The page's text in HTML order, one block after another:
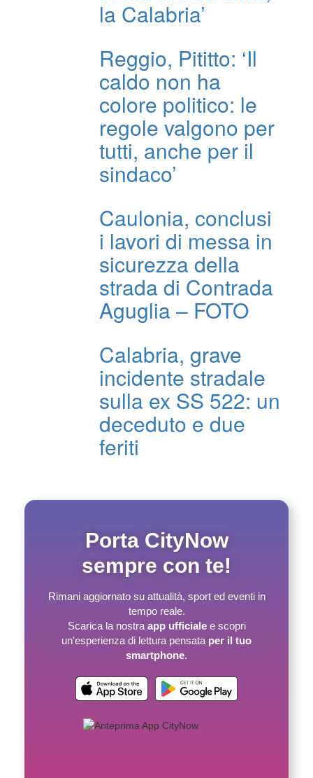
la Calabria’
Reggio, Pititto: ‘Il
caldo non ha
colore politico: le
regole valgono per
tutti, anche per il
sindaco’
Caulonia, conclusi
i lavori di messa in
sicurezza della
strada di Contrada
Aguglia – FOTO
Calabria, grave
incidente stradale
sulla ex SS 522: un
deceduto e due
feriti
Porta CityNow
sempre con te!
Rimani aggiornato su attualità, sport ed eventi in
tempo reale.
Scarica la nostra app ufficialee scopri
un'esperienza di lettura pensata per il tuo
smartphone.